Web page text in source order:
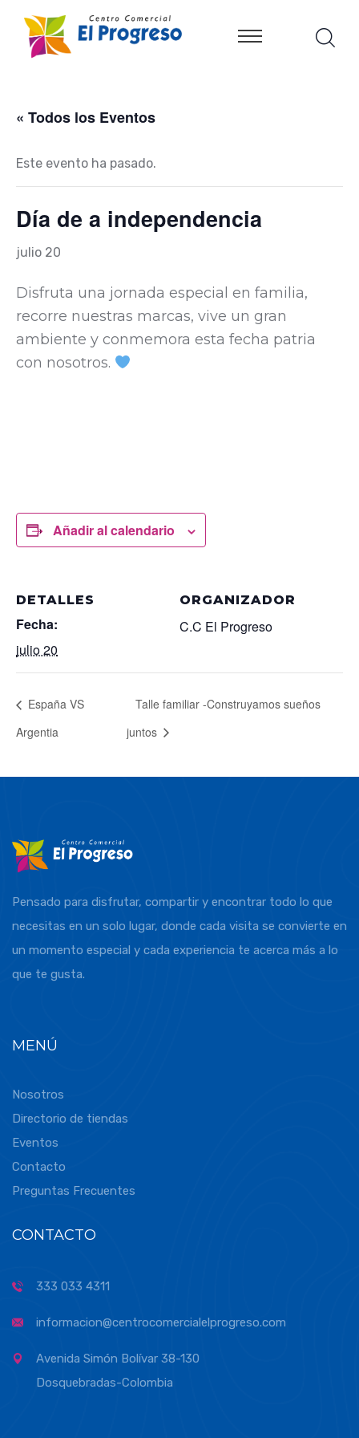
« Todos los Eventos
Este evento ha pasado.
Día de a independencia
julio 20
Disfruta una jornada especial en familia,
recorre nuestras marcas, vive un gran
ambiente y conmemora esta fecha patria
con nosotros.
Añadir al calendario
DETALLES
Fecha:
julio 20
ORGANIZADOR
C.C El Progreso
España VS
Argentia
Talle familiar -Construyamos sueños
juntos
Pensado para disfrutar, compartir y encontrar todo lo que
necesitas en un solo lugar, donde cada visita se convierte en
un momento especial y cada experiencia te acerca más a lo
que te gusta.
MENÚ
Nosotros
Directorio de tiendas
Eventos
Contacto
Preguntas Frecuentes
CONTACTO
333 033 4311
informacion@centrocomercialelprogreso.com
Avenida Simón Bolívar 38-130
Dosquebradas-Colombia